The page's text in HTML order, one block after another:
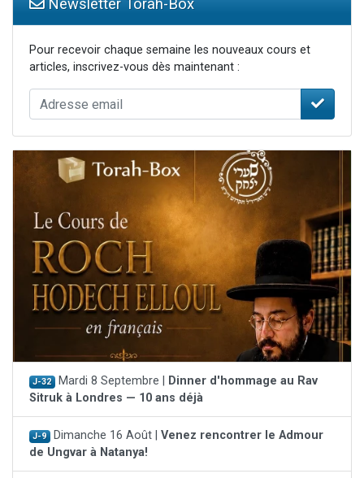
Newsletter Torah-Box
Pour recevoir chaque semaine les nouveaux cours et
articles, inscrivez-vous dès maintenant :
J-32 Mardi 8 Septembre |
Dinner d'hommage au Rav
Sitruk à Londres — 10 ans déjà
J-9 Dimanche 16 Août | Venez rencontrer le Admour
de Ungvar à Natanya!